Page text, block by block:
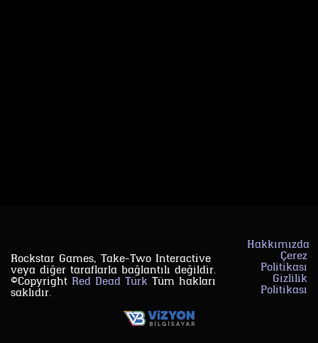
Rockstar Games, Take-Two Interactive
veya diğer taraflarla bağlantılı değildir.
©Copyright Red Dead Türk Tüm hakları
saklıdır.
Hakkımızda
Çerez
Politikası
Gizlilik
Politikası